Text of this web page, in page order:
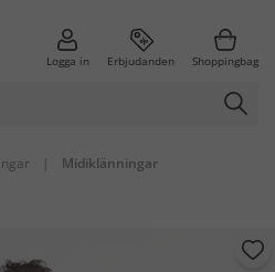
Logga in Erbjudanden Shoppingbag
| Midiklänningar